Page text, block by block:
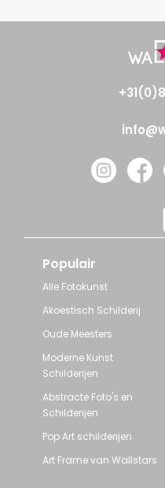
Populair
Alle Fotokunst
Akoestisch Schilderij
Oude Meesters
Moderne Kunst
Schilderijen
Abstracte Foto's en
Schilderijen
Pop Art schilderijen
Art Frame van Wallstars